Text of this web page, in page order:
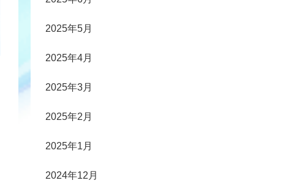
2025年5月
2025年4月
2025年3月
2025年2月
2025年1月
2024年12月